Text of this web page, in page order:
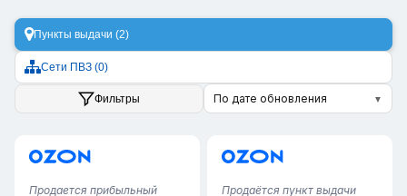
Пункты выдачи (2)
Сети ПВЗ (0)
Фильтры По дате обновления ▼
Продается прибыльный
Продаётся пункт выдачи